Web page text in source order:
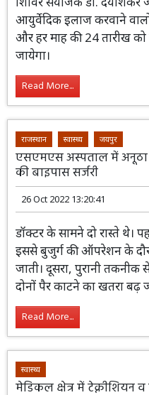
आयुर्वेदिक चिकित्सा शिविर
27 Oct 2022 12:44:01
के लिये
Read More...
राजस्थान स्वास्थ्य जयपुर
एसएमएस अस्पताल में अनूठा
की बाइपास सर्जरी
26 Oct 2022 13:20:41
के दौरान ही
दूसरा, पुरानी तकनीक से
काटने का खतरा बढ़ जाता।